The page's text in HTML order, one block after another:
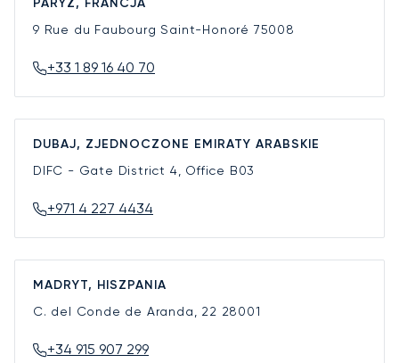
PARYŻ, FRANCJA
9 Rue du Faubourg Saint-Honoré 75008
+33 1 89 16 40 70
DUBAJ, ZJEDNOCZONE EMIRATY ARABSKIE
DIFC - Gate District 4, Office B03
+971 4 227 4434
MADRYT, HISZPANIA
C. del Conde de Aranda, 22 28001
+34 915 907 299